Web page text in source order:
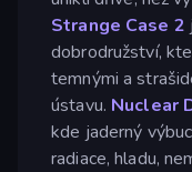
Strange Case 2
dobrodružství,
temnými a
ústavu. Nuclear
kde jaderný
radiace, hladu,